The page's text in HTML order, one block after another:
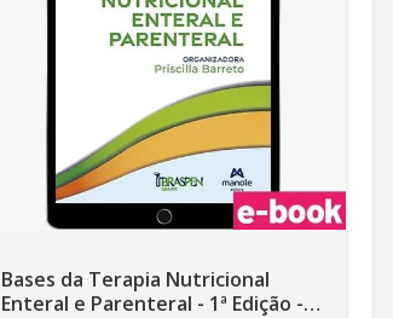
Bases da Terapia Nutricional
Enteral e Parenteral - 1ª Edição -